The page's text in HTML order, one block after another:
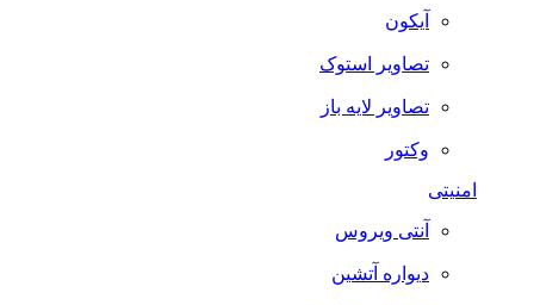
آیکون
تصاویر استوک
تصاویر لایه باز
وکتور
امنیتی
آنتی ویروس
دیواره آتشین